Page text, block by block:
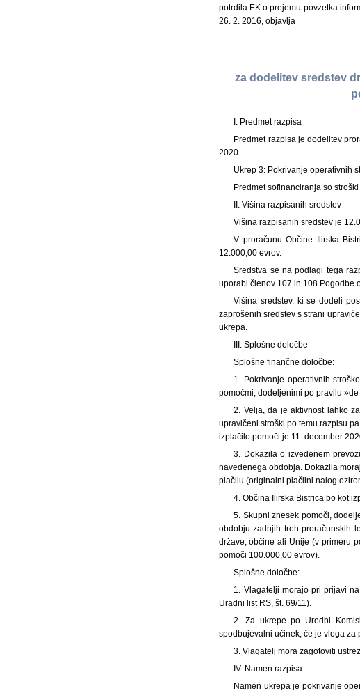
potrdila EK o prejemu povzetka
26. 2. 2016, objavlja
za dodelitev sredstev
I. Predmet razpisa
Predmet razpisa je dodelitev
2020
Ukrep 3: Pokrivanje operativnih
Predmet sofinanciranja so
II. Višina razpisanih sredstev
Višina razpisanih sredstev je
V proračunu Občine Ilirska
12.000,00 evrov.
Sredstva se na podlagi tega
uporabi členov 107 in 108 Pogodbe
Višina sredstev, ki se dodeli
zaprošenih sredstev s strani
ukrepa.
III. Splošne določbe
Splošne finančne določbe:
1. Pokrivanje operativnih
pomočmi, dodeljenimi po pravilu
2. Velja, da je aktivnost lahko
upravičeni stroški po temu razpisu
izplačilo pomoči je 11. december
3. Dokazila o izvedenem
navedenega obdobja. Dokazila
plačilu (originalni plačilni nalog
4. Občina Ilirska Bistrica bo kot
5. Skupni znesek pomoči,
obdobju zadnjih treh proračunskih
države, občine ali Unije (v primeru
pomoči 100.000,00 evrov).
Splošne določbe:
1. Vlagatelji morajo pri prijavi
Uradni list RS, št. 69/11).
2. Za ukrepe po Uredbi
spodbujevalni učinek, če je vloga
3. Vlagatelj mora zagotoviti
IV. Namen razpisa
Namen ukrepa je pokrivanje